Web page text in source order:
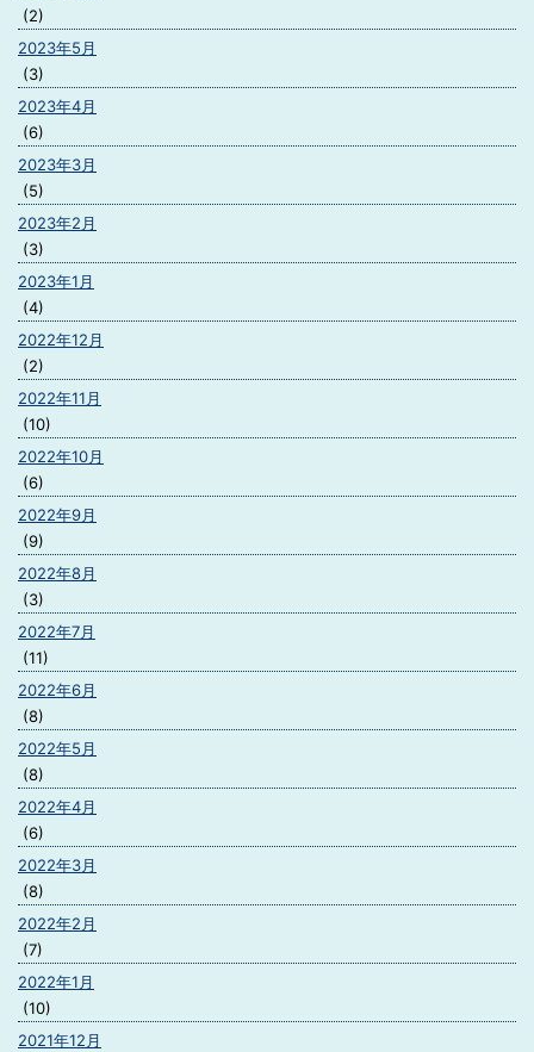
(2)
2023年5月
(3)
2023年4月
(6)
2023年3月
(5)
2023年2月
(3)
2023年1月
(4)
2022年12月
(2)
2022年11月
(10)
2022年10月
(6)
2022年9月
(9)
2022年8月
(3)
2022年7月
(11)
2022年6月
(8)
2022年5月
(8)
2022年4月
(6)
2022年3月
(8)
2022年2月
(7)
2022年1月
(10)
2021年12月